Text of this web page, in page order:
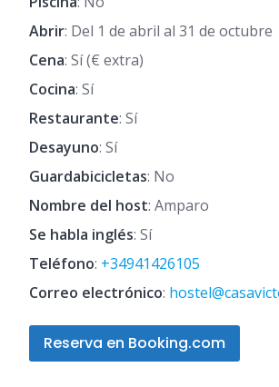
Abrir: Del 1 de abril al 31 de octubre
Cena: Sí (€ extra)
Cocina: Sí
Restaurante: Sí
Desayuno: Sí
Guardabicicletas: No
Nombre del host: Amparo
Se habla inglés: Sí
Teléfono: +34941426105
Correo electrónico:
Reserva en Booking.com